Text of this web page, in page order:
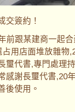
交簽約！
前跟某建商一起
用店面堆放雜物
璽代書,專門處理
感謝長璽代書,20
後使用。